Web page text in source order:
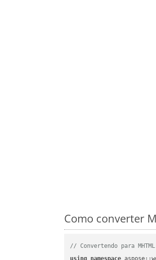
Como converter
// Convertendo para